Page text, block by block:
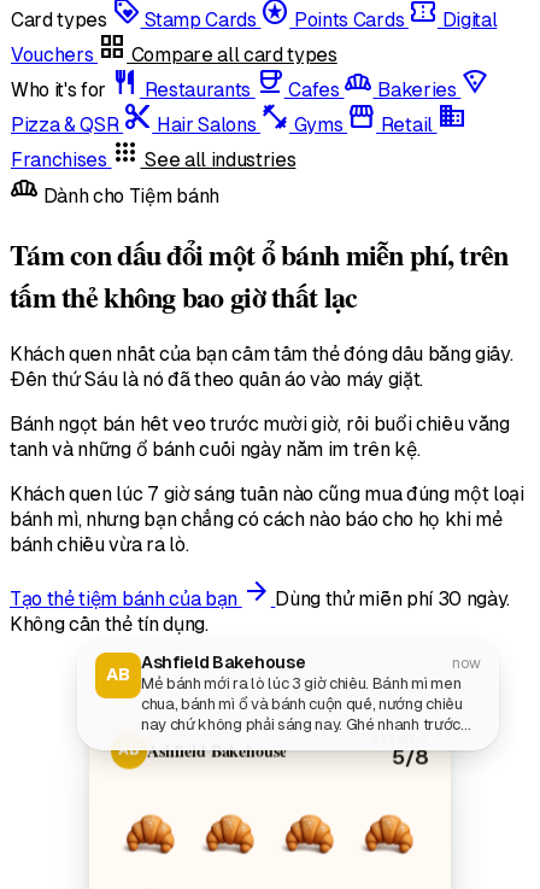
Card types loyalty Stamp Cards stars Points Cards confirmation_number Digital
Vouchers grid_view Compare all card types
Who it's for restaurant Restaurants coffee Cafes bakery_dining Bakeries local_pizza
Pizza & QSR content_cut Hair Salons fitness_center Gyms storefront Retail domain
Franchises apps See all industries
bakery_dining Dành cho Tiệm bánh
Tám con dấu đổi một ổ bánh miễn phí, trên
tấm thẻ không bao giờ thất lạc
Khách quen nhất của bạn cầm tấm thẻ đóng dấu bằng giấy.
Đến thứ Sáu là nó đã theo quần áo vào máy giặt.
Bánh ngọt bán hết veo trước mười giờ, rồi buổi chiều vắng
tanh và những ổ bánh cuối ngày nằm im trên kệ.
Khách quen lúc 7 giờ sáng tuần nào cũng mua đúng một loại
bánh mì, nhưng bạn chẳng có cách nào báo cho họ khi mẻ
bánh chiều vừa ra lò.
Tạo thẻ tiệm bánh của bạn arrow_forward Dùng thử miễn phí 30 ngày.
Không cần thẻ tín dụng.
AB
Ashfield Bakehouse now
Mẻ bánh mới ra lò lúc 3 giờ chiều. Bánh mì men
chua, bánh mì ổ và bánh cuộn quế, nướng chiều
nay chứ không phải sáng nay. Ghé nhanh trước
AB Ashfield Bakehouse 5/8